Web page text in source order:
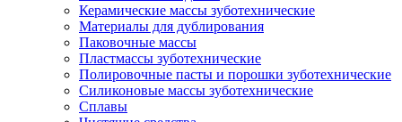
Керамические массы зуботехнические
Материалы для дублирования
Паковочные массы
Пластмассы зуботехнические
Полировочные пасты и порошки зуботехнические
Силиконовые массы зуботехнические
Сплавы